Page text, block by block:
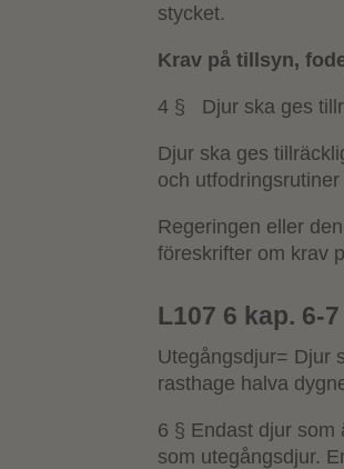
stycket.
Krav på tillsyn,
4 § Djur ska ges
Djur ska ges
och
Regeringen eller
föreskrifter om krav
L107 6 kap. 6-7
Utegångsdjur= Djur
rasthage halva
6 § Endast djur som
som utegångsdjur.